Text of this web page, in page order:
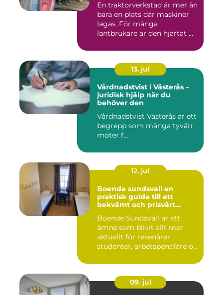
En traktorverkstad är mer än
bara en plats där maskiner
lagas. För många
lantbrukare är den hjärtat ...
13. jul
Vårdnadstvist i Västerås –
juridisk hjälp när du
behöver den
Vårdnadstvist Västerås är ett
begrepp som många tyvärr
möter f...
12. jul
Boende sundsvall en
praktisk guide till ett
bekvämt och prisvärt
Boende Sundsvall är ett
ämne som blivit allt mer
aktuellt för resenärer,
studenter, arbetspendlare o...
09. jul